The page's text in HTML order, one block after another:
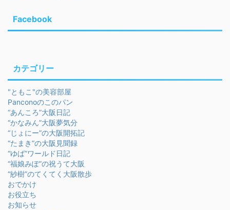
Facebook
カテゴリー
"ともこ"の美容部屋
Panconoのこのパン
“あんころ”大阪日記
“かなみん”大阪夢気分
“じょにー”の大阪開拓記
“たまき”の大阪見聞録
“ゆば”ワールド日記
“福娘みぽ”の祝うて大阪
“紗樹”のてくてく大阪散歩
おでかけ
お役立ち
お知らせ